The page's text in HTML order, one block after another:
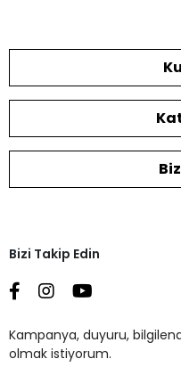
Bizi Takip Edin
Kampanya, duyuru,
olmak istiyorum.